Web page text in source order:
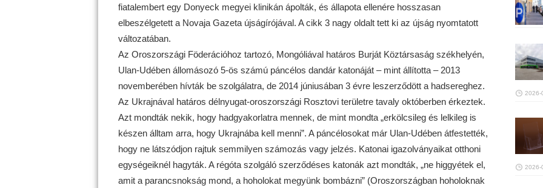
fiatalembert egy Donyeck megyei klinikán ápolták, és állapota ellenére hosszasan
elbeszélgetett a Novaja Gazeta újságírójával. A cikk 3 nagy oldalt tett ki az újság nyomtatott
változatában.
Az Oroszországi Föderációhoz tartozó, Mongóliával határos Burját Köztársaság székhelyén,
Ulan-Udében állomásozó 5-ös számú páncélos dandár katonáját – mint állította – 2013
novemberében hívták be szolgálatra, de 2014 júniusában 3 évre leszerződött a hadsereghez.
Az Ukrajnával határos délnyugat-oroszországi Rosztovi területre tavaly októberben érkeztek.
Azt mondták nekik, hogy hadgyakorlatra mennek, de mint mondta „erkölcsileg és lelkileg is
készen álltam arra, hogy Ukrajnába kell menni”. A páncélosokat már Ulan-Udében átfestették,
hogy ne látszódjon rajtuk semmilyen számozás vagy jelzés. Katonai igazolványaikat otthoni
egységeiknél hagyták. A régóta szolgáló szerződéses katonák azt mondták, „ne higgyétek el,
amit a parancsnokság mond, a hoholokat megyünk bombázni” (Oroszországban hoholoknak
2026-
2026-